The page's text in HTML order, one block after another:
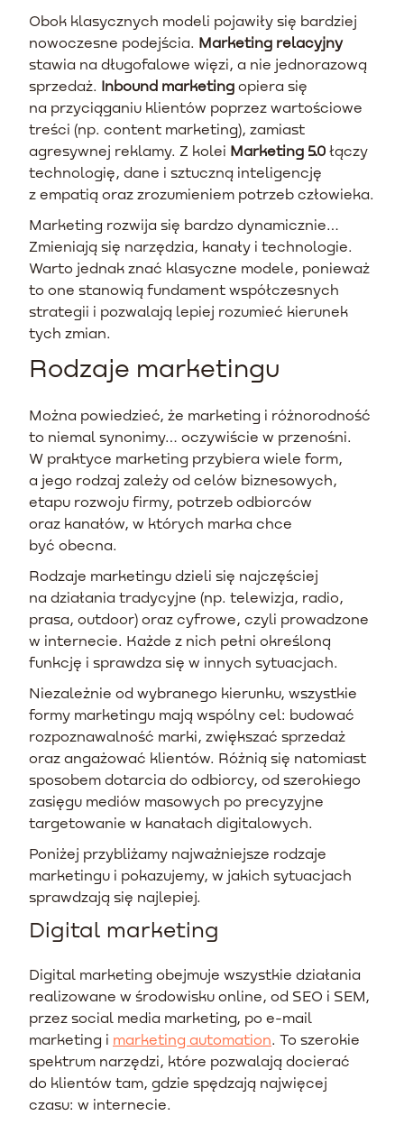
Obok klasycznych modeli pojawiły się bardziej
nowoczesne podejścia. Marketing relacyjny
stawia na długofalowe więzi, a nie jednorazową
sprzedaż. Inbound marketing opiera się
na przyciąganiu klientów poprzez wartościowe
treści (np. content marketing), zamiast
agresywnej reklamy. Z kolei Marketing 5.0 łączy
technologię, dane i sztuczną inteligencję
z empatią oraz zrozumieniem potrzeb człowieka.
Marketing rozwija się bardzo dynamicznie…
Zmieniają się narzędzia, kanały i technologie.
Warto jednak znać klasyczne modele, ponieważ
to one stanowią fundament współczesnych
strategii i pozwalają lepiej rozumieć kierunek
tych zmian.
Rodzaje marketingu
Można powiedzieć, że marketing i różnorodność
to niemal synonimy… oczywiście w przenośni.
W praktyce marketing przybiera wiele form,
a jego rodzaj zależy od celów biznesowych,
etapu rozwoju firmy, potrzeb odbiorców
oraz kanałów, w których marka chce
być obecna.
Rodzaje marketingu dzieli się najczęściej
na działania tradycyjne (np. telewizja, radio,
prasa, outdoor) oraz cyfrowe, czyli prowadzone
w internecie. Każde z nich pełni określoną
funkcję i sprawdza się w innych sytuacjach.
Niezależnie od wybranego kierunku, wszystkie
formy marketingu mają wspólny cel: budować
rozpoznawalność marki, zwiększać sprzedaż
oraz angażować klientów. Różnią się natomiast
sposobem dotarcia do odbiorcy, od szerokiego
zasięgu mediów masowych po precyzyjne
targetowanie w kanałach digitalowych.
Poniżej przybliżamy najważniejsze rodzaje
marketingu i pokazujemy, w jakich sytuacjach
sprawdzają się najlepiej.
Digital marketing
Digital marketing obejmuje wszystkie działania
realizowane w środowisku online, od SEO i SEM,
przez social media marketing, po e-mail
marketing i marketing automation. To szerokie
spektrum narzędzi, które pozwalają docierać
do klientów tam, gdzie spędzają najwięcej
czasu: w internecie.